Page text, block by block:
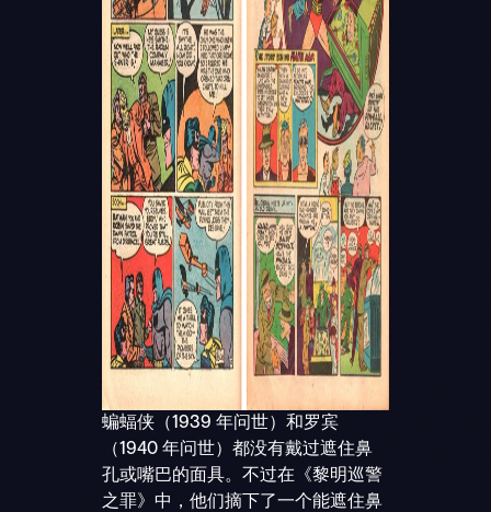
蝙蝠侠（1939 年问世）和罗宾
（1940 年问世）都没有戴过遮住鼻
孔或嘴巴的面具。不过在《黎明巡警
之罪》中，他们摘下了一个能遮住鼻